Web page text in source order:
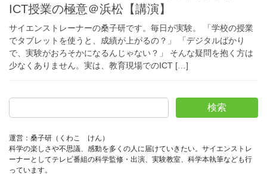
ICT授業の極意＠浜松【講演】
サイエンストレーナーの桑子研です。毎日が実験。 「学校の授業
でタブレットを使うと、成績が上がるの？」 「デジタルばかり
で、実験がおろそかになるんじゃない？」 そんな疑問を抱く方は
少なくありません。実は、教育現場でのICT […]
検索
運営：桑子研（くわこ　けん）
科学の楽しさや不思議、感動を多くの人に届けていきたい。サイエンストレ
ーナーとしてテレビ番組の科学監修・出演、実験教室、科学本執筆なども行
っています。